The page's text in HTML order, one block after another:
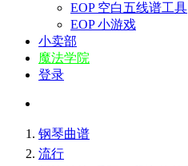
EOP 空白五线谱工具
EOP 小游戏
小卖部
魔法学院
登录
钢琴曲谱
流行